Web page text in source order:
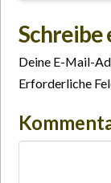
Schreibe
Deine E-Mail-
Erforderliche